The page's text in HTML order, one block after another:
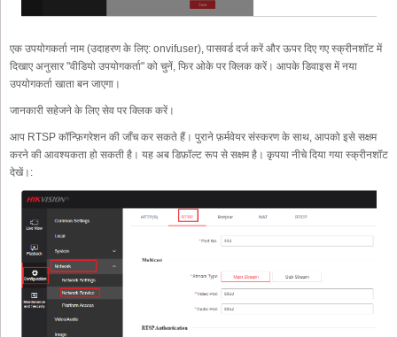
एक उपयोगकर्ता नाम (उदाहरण के लिए: onvifuser), पासवर्ड दर्ज करें और ऊपर दिए गए स्क्रीनशॉट में
दिखाए अनुसार "वीडियो उपयोगकर्ता" को चुनें, फिर ओके पर क्लिक करें। आपके डिवाइस में नया
उपयोगकर्ता खाता बन जाएगा।
जानकारी सहेजने के लिए सेव पर क्लिक करें।
आप RTSP कॉन्फ़िगरेशन की जाँच कर सकते हैं। पुराने फ़र्मवेयर संस्करण के साथ, आपको इसे सक्षम
करने की आवश्यकता हो सकती है। यह अब डिफ़ॉल्ट रूप से सक्षम है। कृपया नीचे दिया गया स्क्रीनशॉट
देखें।: